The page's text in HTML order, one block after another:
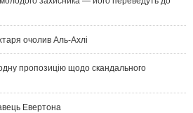
очолив Аль-Ахлі
пропозицію щодо скандального
Евертона